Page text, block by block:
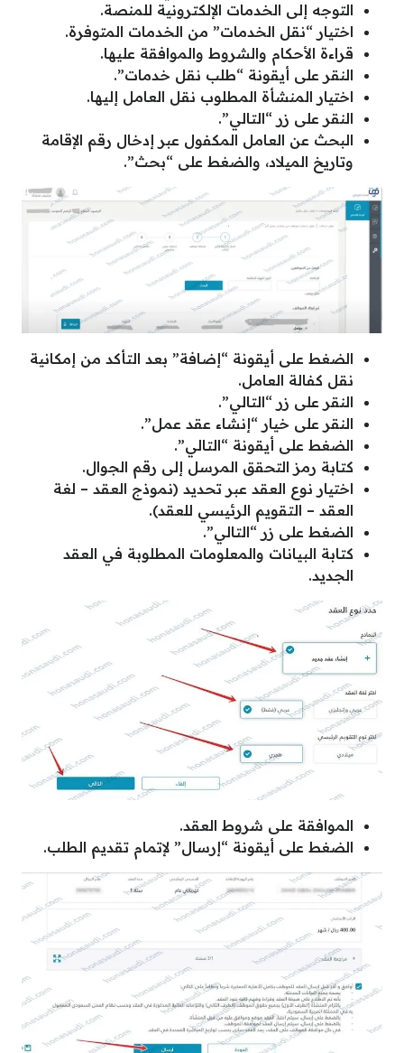
التوجه إلى الخدمات الإلكترونية للمنصة.
اختيار “نقل الخدمات” من الخدمات المتوفرة.
قراءة الأحكام والشروط والموافقة عليها.
النقر على أيقونة “طلب نقل خدمات”.
اختيار المنشأة المطلوب نقل العامل إليها.
النقر على زر “التالي”.
البحث عن العامل المكفول عبر إدخال رقم الإقامة
وتاريخ الميلاد، والضغط على “بحث”.
الضغط على أيقونة “إضافة” بعد التأكد من إمكانية
نقل كفالة العامل.
النقر على زر “التالي”.
النقر على خيار “إنشاء عقد عمل”.
الضغط على أيقونة “التالي”.
كتابة رمز التحقق المرسل إلى رقم الجوال.
اختيار نوع العقد عبر تحديد (نموذج العقد – لغة
العقد – التقويم الرئيسي للعقد).
الضغط على زر “التالي”.
كتابة البيانات والمعلومات المطلوبة في العقد
الجديد.
الموافقة على شروط العقد.
الضغط على أيقونة “إرسال” لإتمام تقديم الطلب.